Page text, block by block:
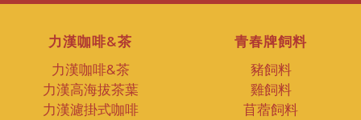
力漢咖啡&茶
力漢咖啡&茶
力漢高海拔茶葉
力漢濾掛式咖啡
青春牌飼料
豬飼料
雞飼料
苜蓿飼料